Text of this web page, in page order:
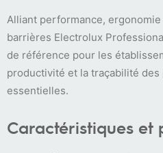
Alliant performance,
barrières Electrolux
de référence pour les
productivité et la traçabilité
essentielles.
Caractéristiques et